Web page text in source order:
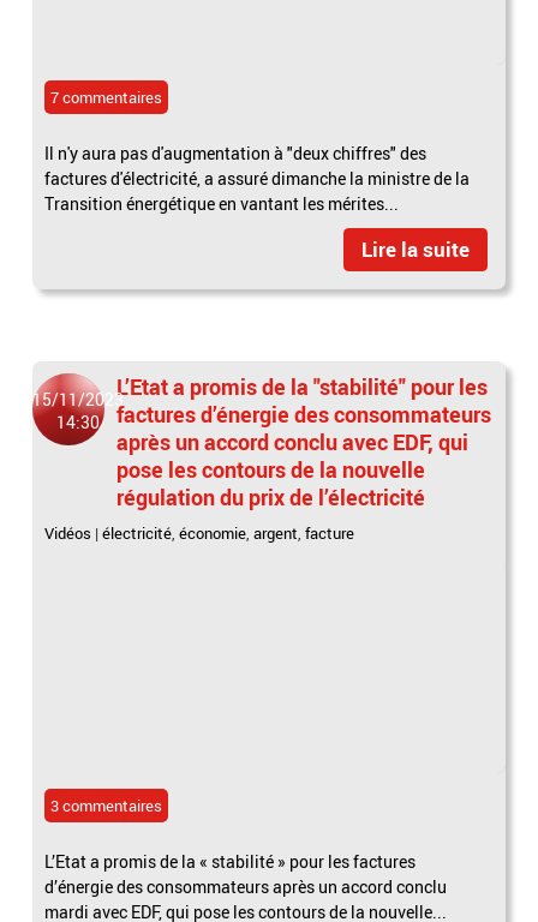
7 commentaires
Il n'y aura pas d'augmentation à "deux chiffres" des
factures d'électricité, a assuré dimanche la ministre de la
Transition énergétique en vantant les mérites...
Lire la suite
15/11/2023
14:30
L’Etat a promis de la "stabilité" pour les
factures d’énergie des consommateurs
après un accord conclu avec EDF, qui
pose les contours de la nouvelle
régulation du prix de l’électricité
Vidéos |électricité,économie,argent,facture
3 commentaires
L’Etat a promis de la « stabilité » pour les factures
d’énergie des consommateurs après un accord conclu
mardi avec EDF, qui pose les contours de la nouvelle...